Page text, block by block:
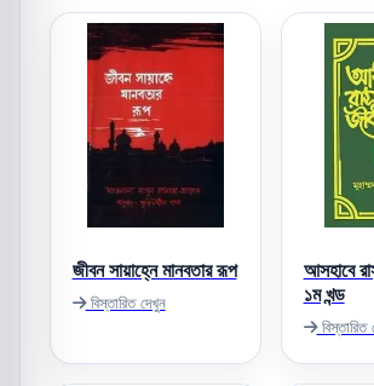
জীবন সায়াহ্নে মানবতার রূপ
বিস্তারিত দেখুন
আসহাবে
১ম খন্ড
বিস্তারিত